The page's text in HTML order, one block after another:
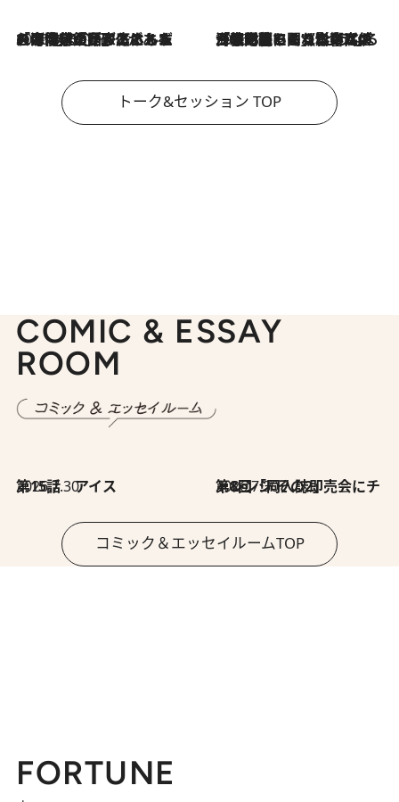
2026.8.3
「今後値上げがあるとすれば…」「リスクがあるのは今年の冬」エネルギー専門家が語る、ホルムズ海峡封鎖が家庭にもたらす“ある心配” 2026.8.3
「住宅建てられない…」「サーチャージ料の高値が続いている」ホルムズ海峡封鎖による影響はいつまで続く？《エネルギー専門家に聞く“どうなる日本の暮らし”》
トーク&セッション TOP
COMIC & ESSAY
ROOM
2026.7.30
第15話 アイス 2026.7.30
第8回「同人誌即売会にチャレンジ その2」
コミック＆エッセイルームTOP
FORTUNE